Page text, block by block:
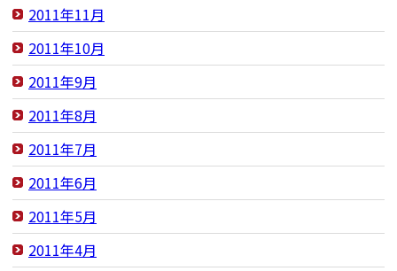
2011年11月
2011年10月
2011年9月
2011年8月
2011年7月
2011年6月
2011年5月
2011年4月